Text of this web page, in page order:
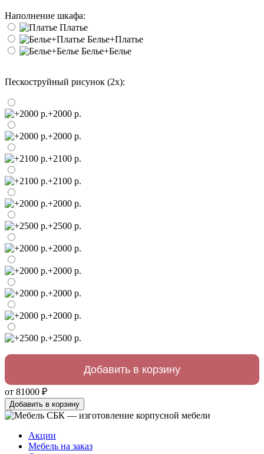
Наполнение шкафа:
Платье
Белье+Платье
Белье+Белье
Пескоструйный рисунок (2х):
+2000 р.
+2000 р.
+2100 р.
+2100 р.
+2000 р.
+2500 р.
+2000 р.
+2000 р.
+2000 р.
+2000 р.
+2500 р.
от 81000 ₽
Добавить в корзину
Акции
Мебель на заказ